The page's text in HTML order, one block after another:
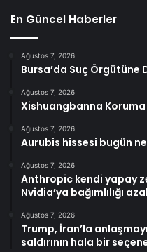
En Güncel Haberler
Ağustos 7, 2026
Bursa’da Suç Örgütüne
Ağustos 7, 2026
Xishuangbanna Koruma
Ağustos 7, 2026
Aurubis hissesi bugün
Ağustos 7, 2026
Anthropic kendi yapay
Nvidia’ya bağımlılığı
Ağustos 7, 2026
Trump, İran’la
saldırının hala bir